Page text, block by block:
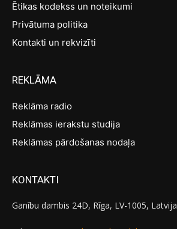
Ētikas kodekss un noteikumi
Privātuma politika
Kontakti un rekvizīti
REKLĀMA
Reklāma radio
Reklāmas ierakstu studija
Reklāmas pārdošanas nodaļa
KONTAKTI
Ganību dambis 24D, Rīga, LV-1005, Latvija